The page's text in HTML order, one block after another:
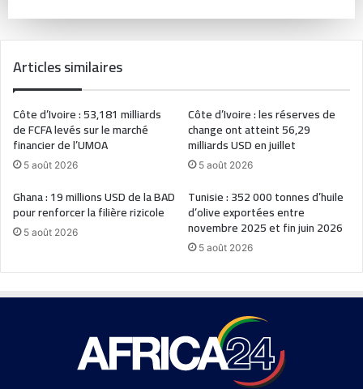
Articles similaires
Côte d’Ivoire : 53,181 milliards
de FCFA levés sur le marché
financier de l’UMOA
5 août 2026
Côte d’Ivoire : les réserves de
change ont atteint 56,29
milliards USD en juillet
5 août 2026
Ghana : 19 millions USD de la BAD
pour renforcer la filière rizicole
5 août 2026
Tunisie : 352 000 tonnes d’huile
d’olive exportées entre
novembre 2025 et fin juin 2026
5 août 2026